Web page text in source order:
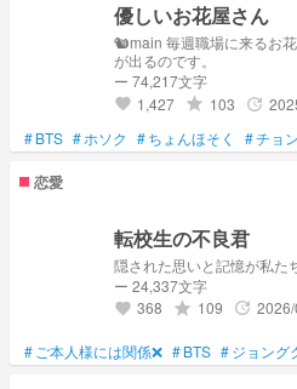
優しいお花屋さん
🐿main 毎週職場に来るお
が出るのです。
ー 74,217文字
favorite 1,427 grade 103 update
#BTS #ホソク #ちょんほそく #チョ
恋愛
転校生の不良君
隠された思いと記憶が私た
ー 24,337文字
favorite 368 grade 109 update
# ご本人様には関係❌ #BTS #ジョング